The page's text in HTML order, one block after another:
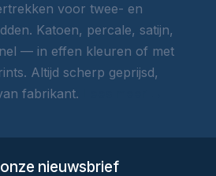
voor twee- en
Katoen, percale, satijn,
— in effen kleuren of met
Altijd scherp geprijsd,
fabrikant.
nieuwsbrief